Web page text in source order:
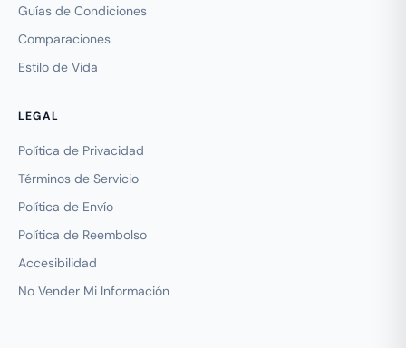
Guías de Condiciones
Comparaciones
Estilo de Vida
LEGAL
Política de Privacidad
Términos de Servicio
Política de Envío
Política de Reembolso
Accesibilidad
No Vender Mi Información